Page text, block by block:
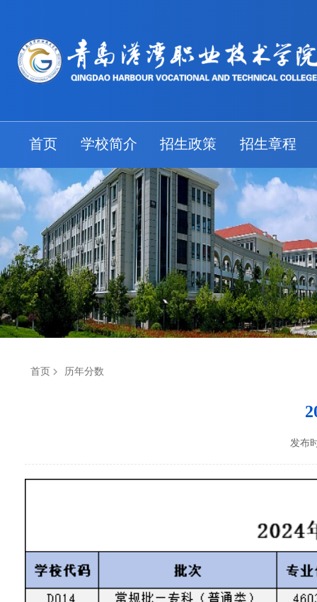
首页 学校简介 招生政策 招生章程
首页 历年分数
发布